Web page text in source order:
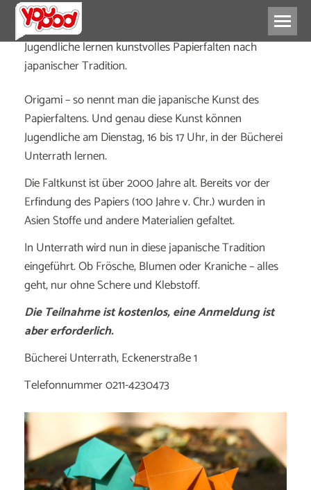
Jugendliche lernen kunstvolles Papierfalten nach
japanischer Tradition.
Origami – so nennt man die japanische Kunst des
Papierfaltens. Und genau diese Kunst können
Jugendliche am Dienstag, 16 bis 17 Uhr, in der Bücherei
Unterrath lernen.
Die Faltkunst ist über 2000 Jahre alt. Bereits vor der
Erfindung des Papiers (100 Jahre v. Chr.) wurden in
Asien Stoffe und andere Materialien gefaltet.
In Unterrath wird nun in diese japanische Tradition
eingeführt. Ob Frösche, Blumen oder Kraniche – alles
geht, nur ohne Schere und Klebstoff.
Die Teilnahme ist kostenlos, eine Anmeldung ist
aber erforderlich.
Bücherei Unterrath, Eckenerstraße 1
Telefonnummer 0211-4230473